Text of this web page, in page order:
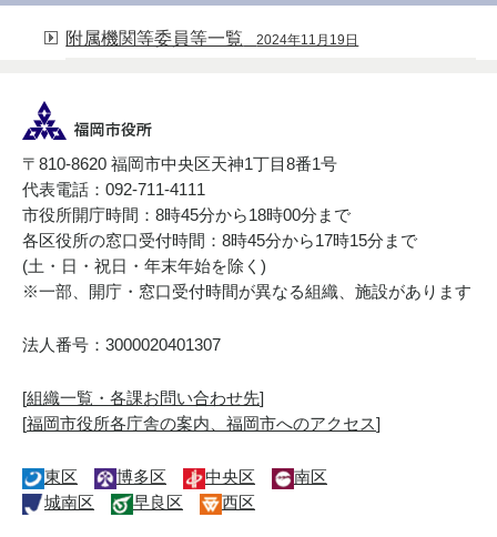
附属機関等委員等一覧 2024年11月19日
〒810-8620 福岡市中央区天神1丁目8番1号
代表電話：092-711-4111
市役所開庁時間：8時45分から18時00分まで
各区役所の窓口受付時間：8時45分から17時15分まで
(土・日・祝日・年末年始を除く)
※一部、開庁・窓口受付時間が異なる組織、施設があります
法人番号：3000020401307
[組織一覧・各課お問い合わせ先]
[福岡市役所各庁舎の案内、福岡市へのアクセス]
東区 博多区 中央区
南区
城南区
早良区 西区